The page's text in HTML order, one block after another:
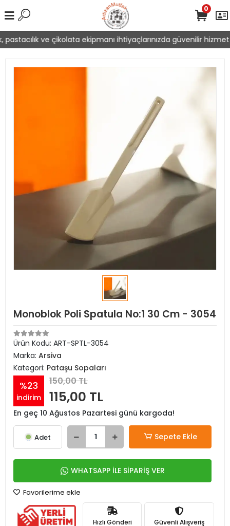
ve çikolata ekipmanı ihtiyaçlarınızda güvenilir hizmet
0
Monoblok Poli Spatula No:1 30 Cm - 3054
Ürün Kodu: ART-SPTL-3054
Marka: Arsiva
Kategori: Pataşu Sopaları
%23
indirim
150,00 TL
115,00 TL
En geç 10 Ağustos Pazartesi günü kargoda!
Adet Sepete Ekle
WHATSAPP İLE SİPARİŞ VER
Favorilerime ekle
Hızlı Gönderi Güvenli Alışveriş